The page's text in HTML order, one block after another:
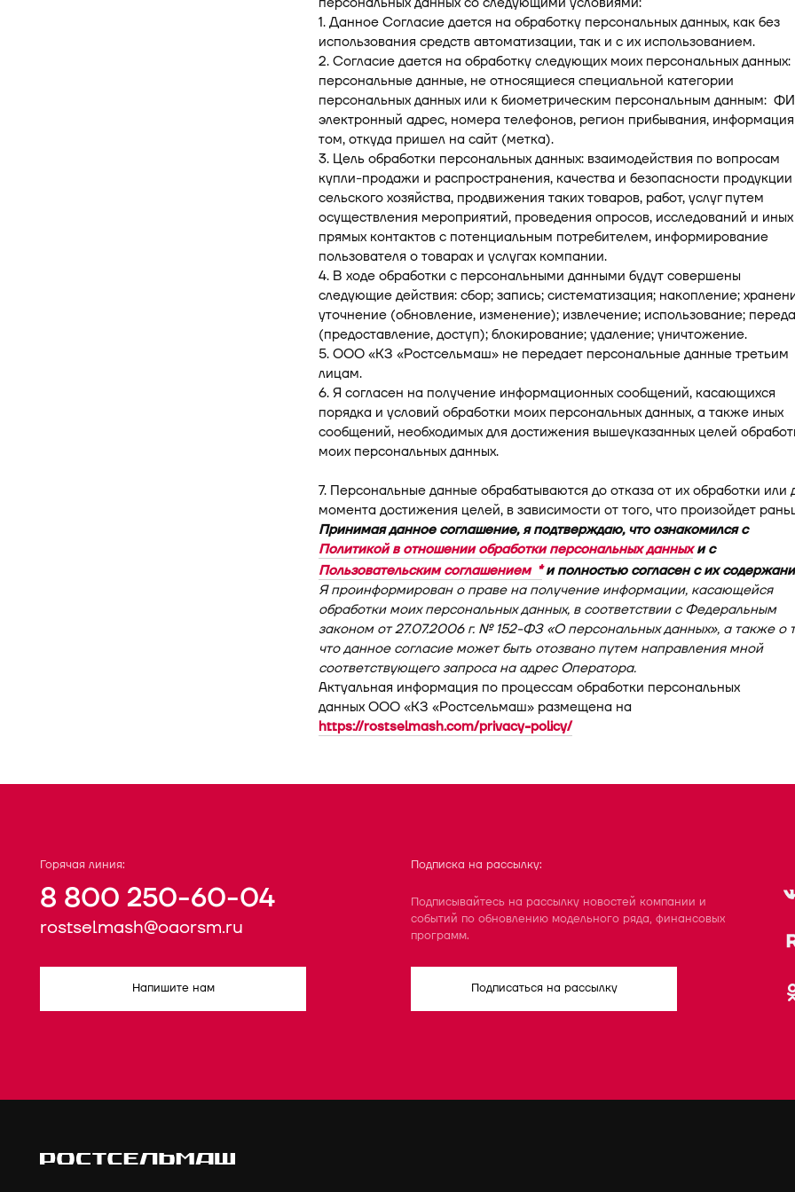
1. Данное Согласие дается на обработку персональных данных, как без
использования средств автоматизации, так и с их использованием.
2. Согласие дается на обработку следующих моих персональных данных:
персональные данные, не относящиеся специальной категории
персональных данных или к биометрическим персональным данным:
электронный адрес, номера телефонов, регион прибывания,
том, откуда пришел на сайт (метка).
3. Цель обработки персональных данных: взаимодействия по вопросам
купли-продажи и распространения, качества и безопасности продукции
сельского хозяйства, продвижения таких товаров, работ, услуг путем
осуществления мероприятий, проведения опросов, исследований и иных
прямых контактов с потенциальным потребителем, информирование
пользователя о товарах и услугах компании.
4. В ходе обработки с персональными данными будут совершены
следующие действия: сбор; запись; систематизация; накопление;
уточнение (обновление, изменение); извлечение; использование;
(предоставление, доступ); блокирование; удаление; уничтожение.
5. ООО «КЗ «Ростсельмаш» не передает персональные данные третьим
лицам.
6. Я согласен на получение информационных сообщений, касающихся
порядка и условий обработки моих персональных данных, а также иных
сообщений, необходимых для достижения вышеуказанных целей
моих персональных данных.
7. Персональные данные обрабатываются до отказа от их обработки или
момента достижения целей, в зависимости от того, что произойдет
Принимая данное соглашение, я подтверждаю, что ознакомился с
Политикой в отношении обработки персональных данныхи с
Пользовательским соглашением
и полностью согласен с их
Я проинформирован о праве на получение информации, касающейся
обработки моих персональных данных, в соответствии с Федеральным
законом от 27.07.2006 г. № 152-ФЗ «О персональных данных», а также о
что данное согласие может быть отозвано путем направления мной
соответствующего запроса на адрес Оператора.
Актуальная информация по процессам обработки персональных
данных ООО «КЗ «Ростсельмаш» размещена на
https://rostselmash.com/privacy-policy/
Горячая линия:
8 800 250-60-04
rostselmash@oaorsm.ru
Напишите нам
Подписка на рассылку:
Подписывайтесь на рассылку новостей компании и
событий по обновлению модельного ряда, финансовых
программ.
Подписаться на рассылку